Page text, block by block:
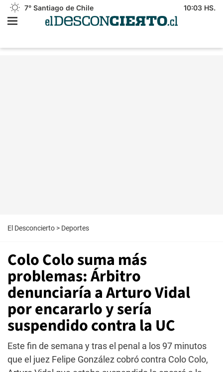
7° Santiago de Chile 10:03 HS.
El Desconcierto > Deportes
Colo Colo suma más
problemas: Árbitro
denunciaría a Arturo Vidal
por encararlo y sería
suspendido contra la UC
Este fin de semana y tras el penal a los 97 minutos
que el juez Felipe González cobró contra Colo Colo,